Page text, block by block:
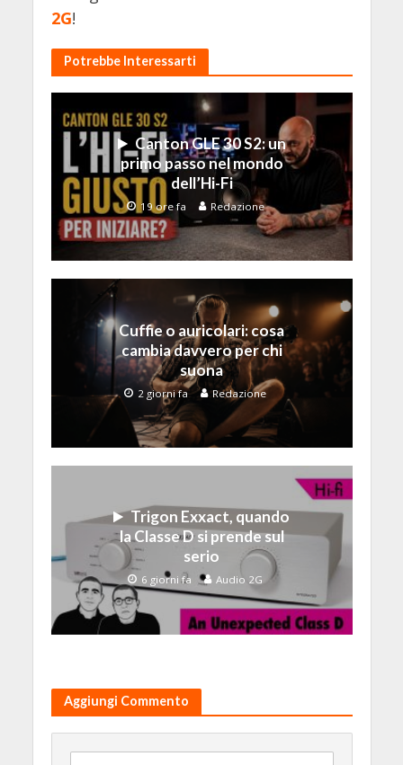
2G!
Potrebbe Interessarti
Canton GLE 30 S2: un
primo passo nel mondo
dell’Hi-Fi
19 ore fa Redazione
Cuffie o auricolari: cosa
cambia davvero per chi
suona
2 giorni fa Redazione
Trigon Exxact, quando
la Classe D si prende sul
serio
6 giorni fa Audio 2G
Aggiungi Commento